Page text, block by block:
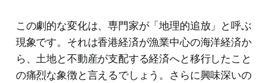
この劇的な変化は、専門家が「地理的追放」と呼ぶ
現象です。それは香港経済が漁業中心の海洋経済か
ら、土地と不動産が支配する経済へと移行したこと
の痛烈な象徴と言えるでしょう。さらに興味深いの